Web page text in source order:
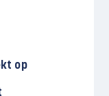
op